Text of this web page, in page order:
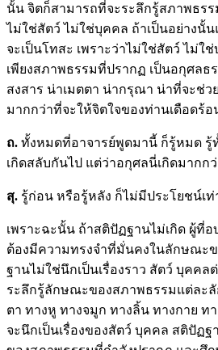
นั้น จิตก็สามารถที่จะระลึกรู้สภาพธรร
ไม่ใช่สัตว์ ไม่ใช่บุคคล ถ้าเป็นอย่างนั้
จะเป็นโทสะ เพราะว่าไม่ใช่สัตว์ ไม่ใ
เพียงสภาพธรรมที่ปรากฏ เป็นอกุศลธ
สงสาร น่าเมตตา น่ากรุณา น่าที่จะช่ว
มากกว่าที่จะให้จิตใจของท่านเดือดร้
ถ. ทั้งหมดที่อาจารย์พูดมานี้ ก็รู้หมด รู้
เกิดสลับกันไป แต่ว่าอกุศลนี่เกิดมากก
สุ. รู้ก่อน หรือรู้หลัง ก็ไม่มีประโยชน์เ
เพราะฉะนั้น ถ้าสติปัฏฐานไม่เกิด ผู้ที่
ต้องมีความทรงจำที่มั่นคงในลักษณะ
ฐานไม่ใช่นึกเป็นเรื่องราว สัตว์ บุคคล
ระลึกรู้ลักษณะของสภาพธรรมแต่ละ
ตา ทางหู ทางจมูก ทางลิ้น ทางกาย ท
จะนึกเป็นเรื่องของสัตว์ บุคคล สติปัฏ